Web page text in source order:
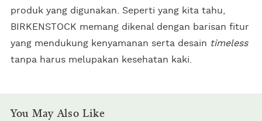
produk yang digunakan. Seperti yang kita tahu,
BIRKENSTOCK memang dikenal dengan barisan fitur
yang mendukung kenyamanan serta desain timeless
tanpa harus melupakan kesehatan kaki.
You May Also Like